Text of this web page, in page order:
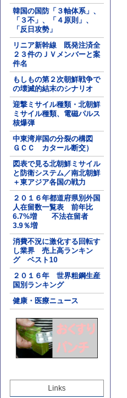
韓国の国防「３軸体系」、
「３不」、「４原則」、
「反日攻勢」
リニア新幹線 既発注済全
２３件のＪＶメンバーと案
件名
もしもの第２次朝鮮戦争で
の壊滅的結末のシナリオ
迎撃ミサイル種類・北朝鮮
ミサイル種類、電磁パルス
核爆弾
中東湾岸国の分裂の構図
ＧＣＣ カタール断交）
図表で見る北朝鮮ミサイル
と防衛システム／南北朝鮮
＋東アジア各国の戦力
２０１６年都道府県別外国
人在留数一覧表 前年比
6.7%増 不法在留者
3.9％増
消費不況に激化する回転す
し業界 売上高ランキン
グ ベスト10
２０１６年 世界粗鋼生産
国別ランキング
健康・医療ニュース
Links